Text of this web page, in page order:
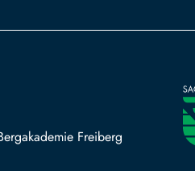
Freiberg